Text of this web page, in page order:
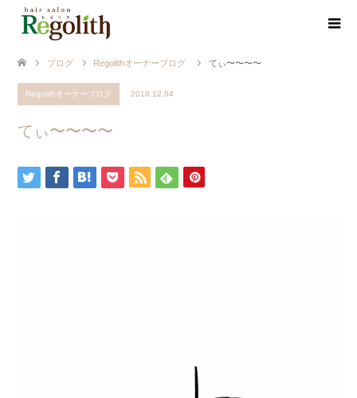
ブログ Regolithオーナーブログ てぃ〜〜〜〜
Regolithオーナーブログ 2018.12.04
てぃ〜〜〜〜